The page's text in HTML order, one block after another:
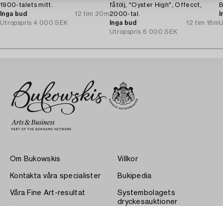
1900-talets mitt.
Inga bud
12 tim 20m
Utropspris 4 000 SEK
fåtölj, "Oyster High", Offecct,
2000-tal.
Inga bud
12 tim 16m
Utropspris 6 000 SEK
Om Bukowskis
Kontakta våra specialister
Våra Fine Art-resultat
Villkor
Bukipedia
Systembolagets
dryckesauktioner